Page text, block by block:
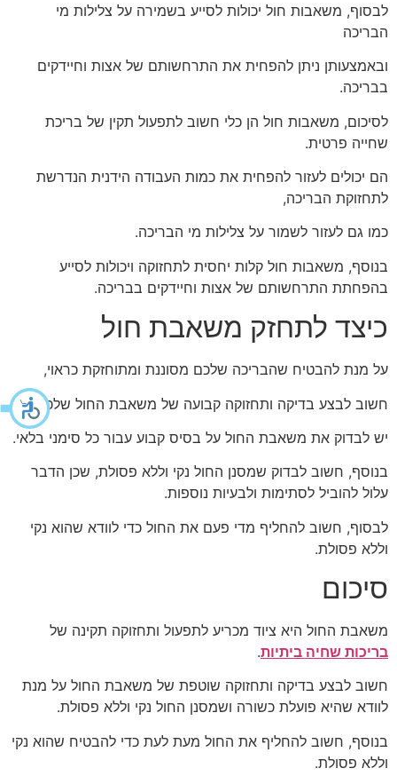
לבסוף, משאבות חול יכולות לסייע בשמירה על צלילות מי
הבריכה
ובאמצעותן ניתן להפחית את התרחשותם של אצות וחיידקים
בבריכה.
לסיכום, משאבות חול הן כלי חשוב לתפעול תקין של בריכת
שחייה פרטית.
הם יכולים לעזור להפחית את כמות העבודה הידנית הנדרשת
לתחזוקת הבריכה,
כמו גם לעזור לשמור על צלילות מי הבריכה.
בנוסף, משאבות חול קלות יחסית לתחזוקה ויכולות לסייע
בהפחתת התרחשותם של אצות וחיידקים בבריכה.
כיצד לתחזק משאבת חול
על מנת להבטיח שהבריכה שלכם מסוננת ומתוחזקת כראוי,
חשוב לבצע בדיקה ותחזוקה קבועה של משאבת החול שלכם.
יש לבדוק את משאבת החול על בסיס קבוע עבור כל סימני בלאי.
בנוסף, חשוב לבדוק שמסנן החול נקי וללא פסולת, שכן הדבר
עלול להוביל לסתימות ולבעיות נוספות.
לבסוף, חשוב להחליף מדי פעם את החול כדי לוודא שהוא נקי
וללא פסולת.
סיכום
משאבת החול היא ציוד מכריע לתפעול ותחזוקה תקינה של
בריכות שחיה ביתיות.
חשוב לבצע בדיקה ותחזוקה שוטפת של משאבת החול על מנת
לוודא שהיא פועלת כשורה ושמסנן החול נקי וללא פסולת.
בנוסף, חשוב להחליף את החול מעת לעת כדי להבטיח שהוא נקי
וללא פסולת.